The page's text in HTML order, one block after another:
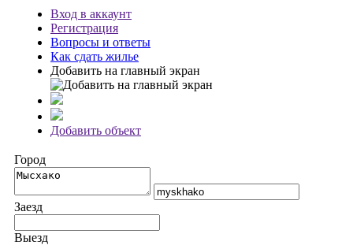
Вход в аккаунт
Регистрация
Вопросы и ответы
Как сдать жилье
Добавить на главный экран
Добавить объект
Город
Заезд
Выезд